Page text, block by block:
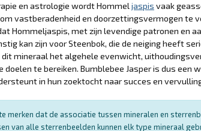
en astrologie wordt Hommeljaspis vaak
vastberadenheid en doorzettingsvermogen te
Hommeljaspis, met zijn levendige patronen en
kan zijn voor Steenbok, die de neiging heeft
mineraal het algehele evenwicht,
doelen te bereiken. Bumblebee Jasper is dus
in hun zoektocht naar succes en
merken dat de associatie tussen mineralen en
van alle sterrenbeelden kunnen elk type mineraal